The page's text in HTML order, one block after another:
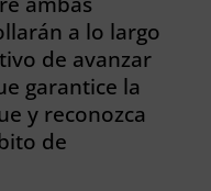
a lo largo
de avanzar
garantice la
y reconozca
de